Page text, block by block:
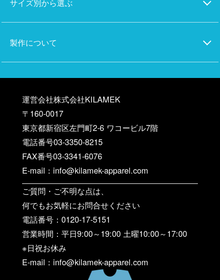
製作について
運営会社株式会社KILAMEK
〒160-0017
東京都新宿区左門町2-6 ワコービル7階
電話番号03-3350-8215
FAX番号03-3341-6076
E-mail：info@kilamek-apparel.com
ご質問・ご不明な点は、
何でもお気軽にお問合せください
電話番号：0120-17-5151
営業時間：平日9:00～19:00 土曜10:00～17:00
※日祝お休み
E-mail：info@kilamek-apparel.com